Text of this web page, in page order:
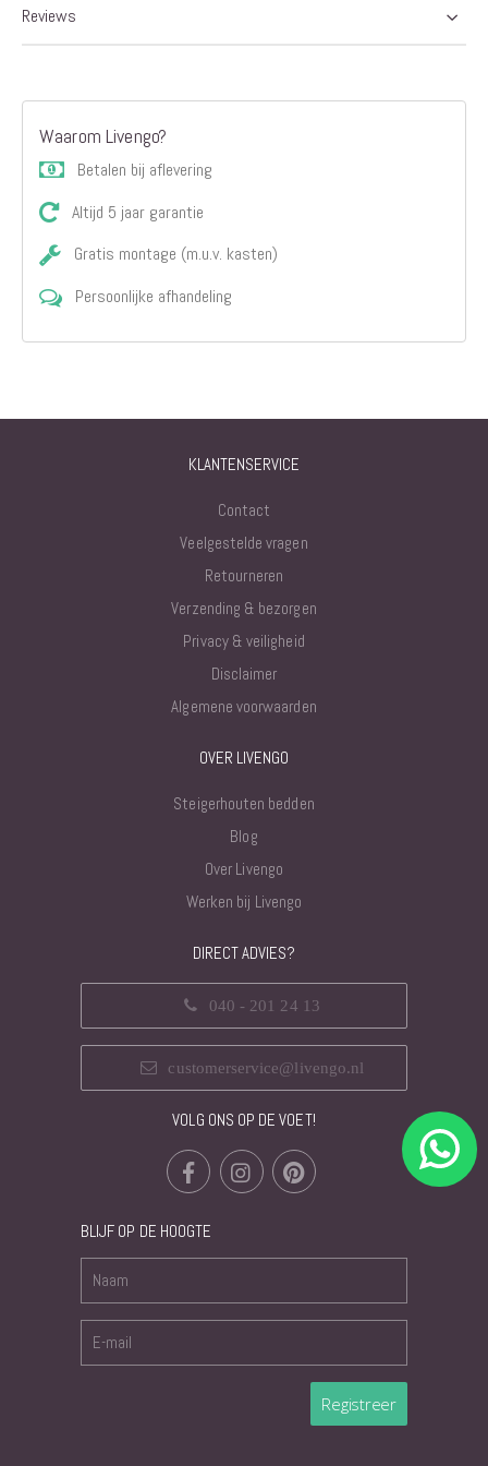
Reviews
Waarom Livengo?
Betalen bij aflevering
Altijd 5 jaar garantie
Gratis montage (m.u.v. kasten)
Persoonlijke afhandeling
KLANTENSERVICE
Contact
Veelgestelde vragen
Retourneren
Verzending & bezorgen
Privacy & veiligheid
Disclaimer
Algemene voorwaarden
OVER LIVENGO
Steigerhouten bedden
Blog
Over Livengo
Werken bij Livengo
DIRECT ADVIES?
040 - 201 24 13
customerservice@livengo.nl
VOLG ONS OP DE VOET!
BLIJF OP DE HOOGTE
Registreer